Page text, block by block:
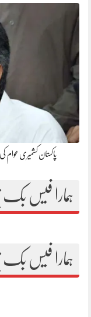
پاکستان کشمیری عوام
ہمارا فیس بک
ہمارا فیس بک